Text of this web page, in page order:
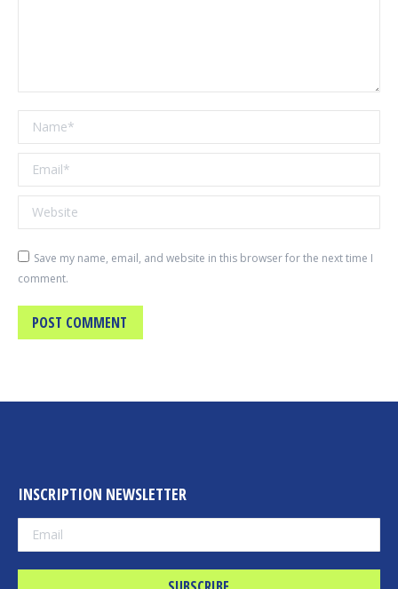
Name *
Email *
Website
Save my name, email, and website in this browser for the next time I
comment.
POST COMMENT
INSCRIPTION NEWSLETTER